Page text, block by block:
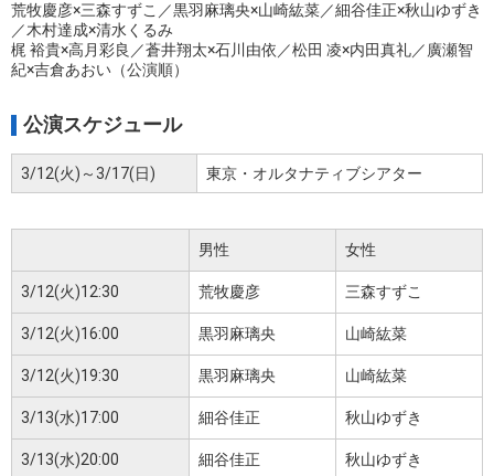
荒牧慶彦×三森すずこ／黒羽麻璃央×山崎紘菜／細谷佳正×秋山ゆずき
／木村達成×清水くるみ
梶 裕貴×高月彩良／蒼井翔太×石川由依／松田 凌×内田真礼／廣瀬智
紀×吉倉あおい（公演順）
公演スケジュール
3/12(火)～3/17(日) 東京・オルタナティブシアター
男性 女性
3/12(火)12:30 荒牧慶彦 三森すずこ
3/12(火)16:00 黒羽麻璃央 山崎紘菜
3/12(火)19:30 黒羽麻璃央 山崎紘菜
3/13(水)17:00 細谷佳正 秋山ゆずき
3/13(水)20:00 細谷佳正 秋山ゆずき